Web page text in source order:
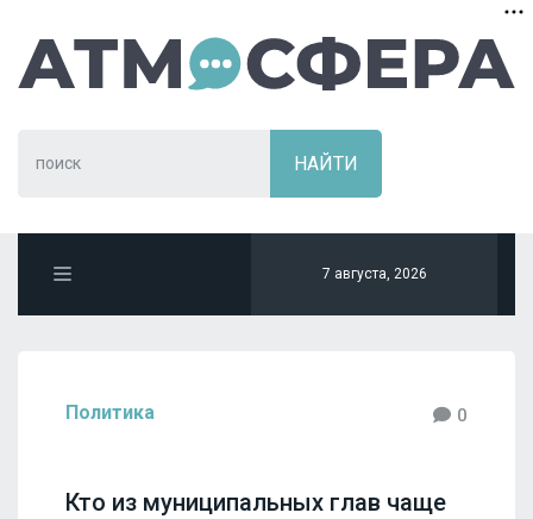
7 августа, 2026
Политика 0
Кто из муниципальных глав чаще